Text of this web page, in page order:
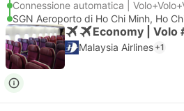
Connessione automatica |
SGN Aeroporto di Ho Chi Minh, Ho
Economy | Volo
Malaysia Airlines +1